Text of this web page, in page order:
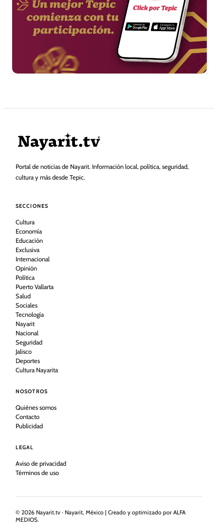
Portal de noticias de Nayarit. Información local, política, seguridad,
cultura y más desde Tepic.
SECCIONES
Cultura
Economía
Educación
Exclusiva
Internacional
Opinión
Política
Puerto Vallarta
Salud
Sociales
Tecnología
Nayarit
Nacional
Seguridad
Jalisco
Deportes
Cultura Nayarita
NOSOTROS
Quiénes somos
Contacto
Publicidad
LEGAL
Aviso de privacidad
Términos de uso
© 2026 Nayarit.tv · Nayarit, México | Creado y optimizado por ALFA
MEDIOS.